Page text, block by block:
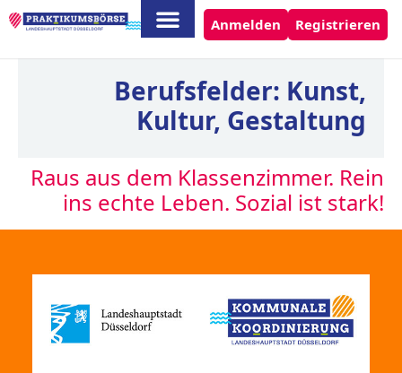
Anmelden Registrieren
Berufsfelder: Kunst,
Kultur, Gestaltung
Raus aus dem Klassenzimmer. Rein
ins echte Leben. Sozial ist stark!